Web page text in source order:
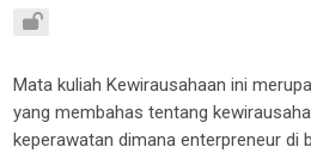
Mata kuliahKewirausahaanini
yangmembahastentang
keperawatan dimana enterpreneur di